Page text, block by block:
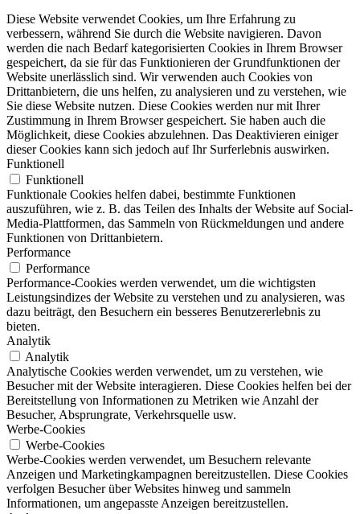
Diese Website verwendet Cookies, um Ihre Erfahrung zu
verbessern, während Sie durch die Website navigieren. Davon
werden die nach Bedarf kategorisierten Cookies in Ihrem Browser
gespeichert, da sie für das Funktionieren der Grundfunktionen der
Website unerlässlich sind. Wir verwenden auch Cookies von
Drittanbietern, die uns helfen, zu analysieren und zu verstehen, wie
Sie diese Website nutzen. Diese Cookies werden nur mit Ihrer
Zustimmung in Ihrem Browser gespeichert. Sie haben auch die
Möglichkeit, diese Cookies abzulehnen. Das Deaktivieren einiger
dieser Cookies kann sich jedoch auf Ihr Surferlebnis auswirken.
Funktionell
Funktionell
Funktionale Cookies helfen dabei, bestimmte Funktionen
auszuführen, wie z. B. das Teilen des Inhalts der Website auf Social-
Media-Plattformen, das Sammeln von Rückmeldungen und andere
Funktionen von Drittanbietern.
Performance
Performance
Performance-Cookies werden verwendet, um die wichtigsten
Leistungsindizes der Website zu verstehen und zu analysieren, was
dazu beiträgt, den Besuchern ein besseres Benutzererlebnis zu
bieten.
Analytik
Analytik
Analytische Cookies werden verwendet, um zu verstehen, wie
Besucher mit der Website interagieren. Diese Cookies helfen bei der
Bereitstellung von Informationen zu Metriken wie Anzahl der
Besucher, Absprungrate, Verkehrsquelle usw.
Werbe-Cookies
Werbe-Cookies
Werbe-Cookies werden verwendet, um Besuchern relevante
Anzeigen und Marketingkampagnen bereitzustellen. Diese Cookies
verfolgen Besucher über Websites hinweg und sammeln
Informationen, um angepasste Anzeigen bereitzustellen.